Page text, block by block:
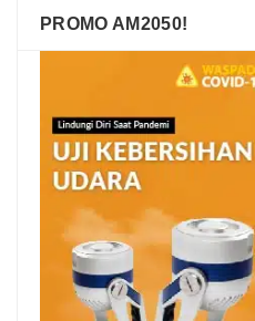
PROMO AM2050!